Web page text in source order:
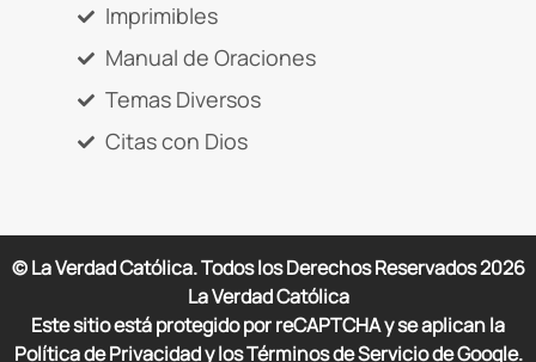
Imprimibles
Manual de Oraciones
Temas Diversos
Citas con Dios
© La Verdad Católica. Todos los Derechos Reservados2026
La Verdad Católica
Este sitio está protegido por reCAPTCHA y se aplican la
Política de Privacidad y los Términos de Servicio de Google.